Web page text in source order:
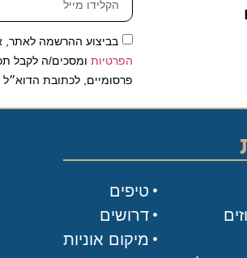
בביצוע ההרשמה לאתר,
הפרטיותומסכים/ה לקבל תכנים
פרסומיים, לכתובת הדוא״ל שלי.
טיפים
דרושים
מיקום אוניות